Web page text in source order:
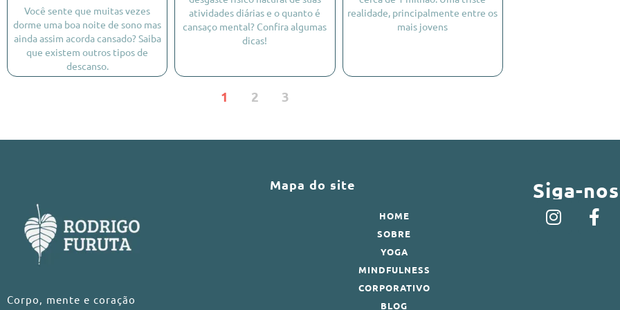
Você sente que muitas vezes
dorme uma boa noite de sono mas
ainda assim acorda cansado? Saiba
que existem outros tipos de
descanso.
atividades diárias e o quanto é
cansaço mental? Confira algumas
dicas!
realidade, principalmente entre os
mais jovens
1 2 3
Corpo, mente e coração
Mapa do site
HOME
SOBRE
YOGA
MINDFULNESS
CORPORATIVO
BLOG
Siga-